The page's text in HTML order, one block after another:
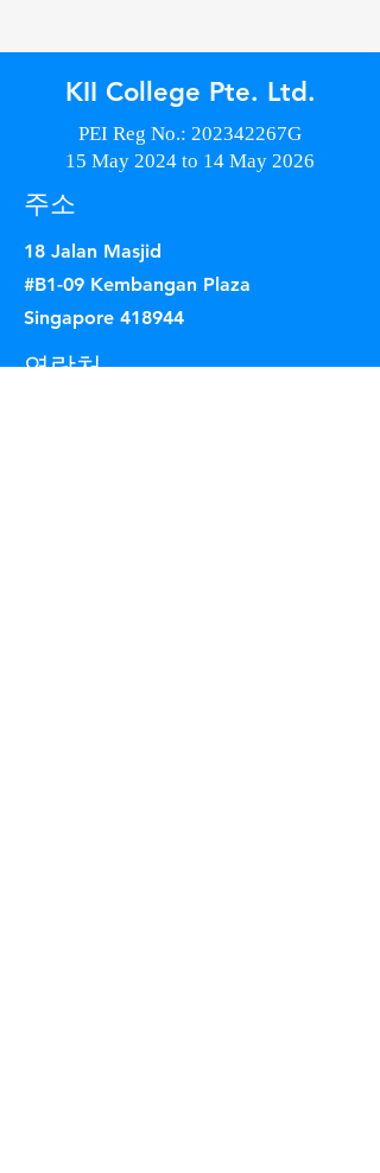
KII College Pte. Ltd.
PEI Reg No.: 202342267G
15 May 2024 to 14 May 2026
주소
18 Jalan Masjid
#B1-09 Kembangan Plaza
Singapore 418944
연락처